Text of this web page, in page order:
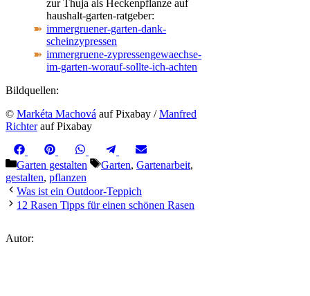
zur Thuja als Heckenpflanze auf
haushalt-garten-ratgeber:
immergruener-garten-dank-
scheinzypressen
immergruene-zypressengewaechse-
im-garten-worauf-sollte-ich-achten
Bildquellen:
© Markéta Machová auf Pixabay /Manfred
Richterauf Pixabay
Share
on
FacebookShare
on
Pinterest Share
on
WhatsAppShare
on
TelegramShare
on
Kategorien
Garten gestalten Schlagwörter
Garten, Gartenarbeit,
gestalten, pflanzen
Was ist ein Outdoor-Teppich
12 Rasen Tipps für einen schönen Rasen
Autor: